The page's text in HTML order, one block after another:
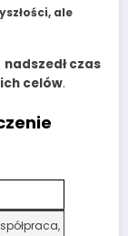
ale
nadszedł czas
celów.